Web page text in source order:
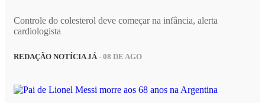
Controle do colesterol deve começar na infância, alerta
cardiologista
REDAÇÃO NOTÍCIA JÁ- 08 DE AGO